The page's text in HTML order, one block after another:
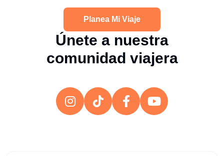
Planea Mi Viaje
Únete a nuestra
comunidad viajera